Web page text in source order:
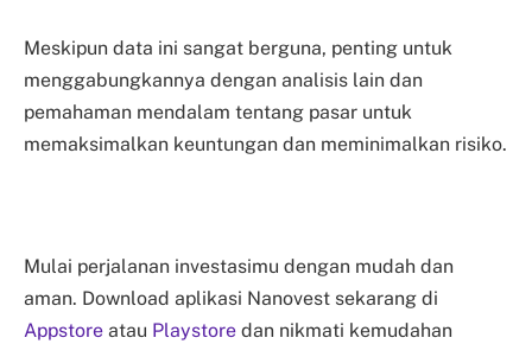
Meskipun data ini sangat berguna, penting untuk
menggabungkannya dengan analisis lain dan
pemahaman mendalam tentang pasar untuk
memaksimalkan keuntungan dan meminimalkan risiko.
Mulai perjalanan investasimu dengan mudah dan
aman. Download aplikasi Nanovest sekarang di
Appstore atau Playstore dan nikmati kemudahan